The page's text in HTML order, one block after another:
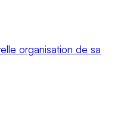
organisation de sa